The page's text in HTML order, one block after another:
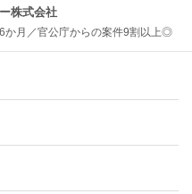
株式会社
か月／官公庁からの案件9割以上◎